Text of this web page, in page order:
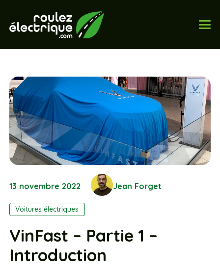
13 novembre 2022 Jean Forget
Voitures électriques
VinFast – Partie 1 –
Introduction